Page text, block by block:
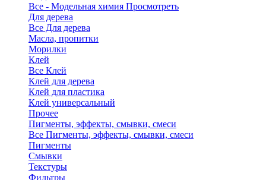
Все - Модельная химия Просмотреть
Для дерева
Все Для дерева
Масла, пропитки
Морилки
Клей
Все Клей
Клей для дерева
Клей для пластика
Клей универсальный
Прочее
Пигменты, эффекты, смывки, смеси
Все Пигменты, эффекты, смывки, смеси
Пигменты
Смывки
Текстуры
Фильтры